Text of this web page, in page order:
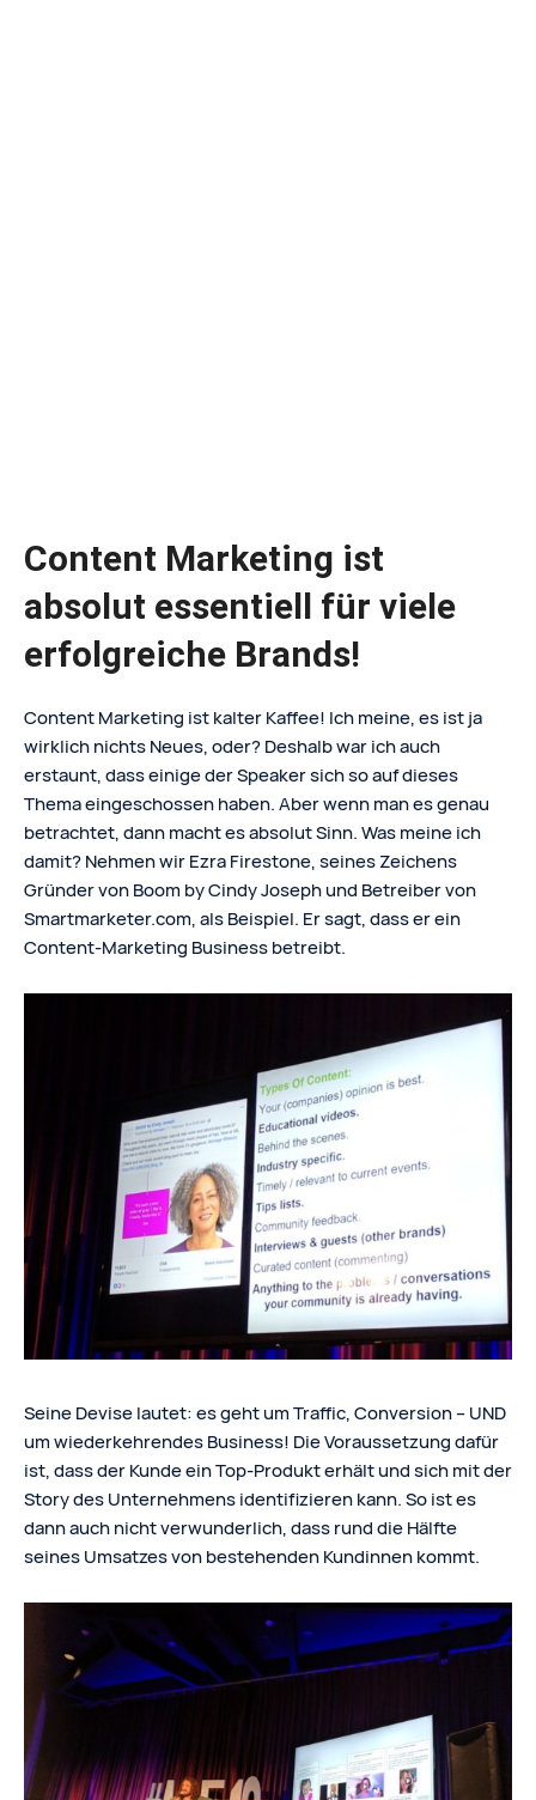
Content Marketing ist
absolut essentiell für viele
erfolgreiche Brands!
Content Marketing ist kalter Kaffee! Ich meine, es ist ja
wirklich nichts Neues, oder? Deshalb war ich auch
erstaunt, dass einige der Speaker sich so auf dieses
Thema eingeschossen haben. Aber wenn man es genau
betrachtet, dann macht es absolut Sinn. Was meine ich
damit? Nehmen wir Ezra Firestone, seines Zeichens
Gründer von Boom by Cindy Joseph und Betreiber von
Smartmarketer.com, als Beispiel. Er sagt, dass er ein
Content-Marketing Business betreibt.
Seine Devise lautet: es geht um Traffic, Conversion – UND
um wiederkehrendes Business! Die Voraussetzung dafür
ist, dass der Kunde ein Top-Produkt erhält und sich mit der
Story des Unternehmens identifizieren kann. So ist es
dann auch nicht verwunderlich, dass rund die Hälfte
seines Umsatzes von bestehenden Kundinnen kommt.